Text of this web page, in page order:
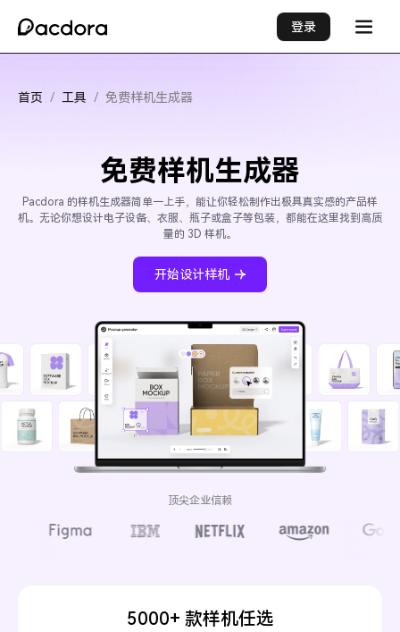
登录
首页 / 工具 / 免费样机生成器
免费样机生成器
Pacdora 的样机生成器简单一上手，能让你轻松制作出极具真实感的产品样
机。无论你想设计电子设备、衣服、瓶子或盒子等包装，都能在这里找到高质
量的 3D 样机。
开始设计样机
顶尖企业信赖
5000+ 款样机任选